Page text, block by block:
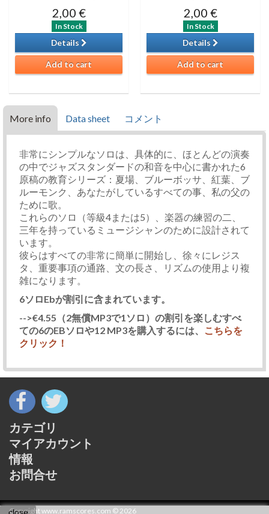
2,00 €
In Stock
Details
Add to cart
2,00 €
In Stock
Details
Add to cart
More info Data sheet コメント
非常にシンプルなソロは、具体的に、ほとんどの演奏
の中でジャズスタンダードの和音を中心に書かれた6
原稿の教育シリーズ：夏場、ブルーボッサ、紅葉、ブ
ルーモンク、あなたがしているすべての事、私の父の
ために歌。
これらのソロ（等級4または5）、楽器の練習の二、
三年を持っているミュージシャンのために設計されて
います。
彼らはすべての非常に簡単に開始し、徐々にレジス
タ、重要事項の通路、文の長さ、リズムの使用より複
雑になります。
6ソロEbが割引に含まれています。
-->€4.55（2無償MP3で1ソロ）の割引を楽しむすべ
ての6のEBソロや12 MP3を購入するには、
こちらを
クリック！
カテゴリ
マイアカウント
情報
お問合せ
Copyright www.ramscores.com © 2026